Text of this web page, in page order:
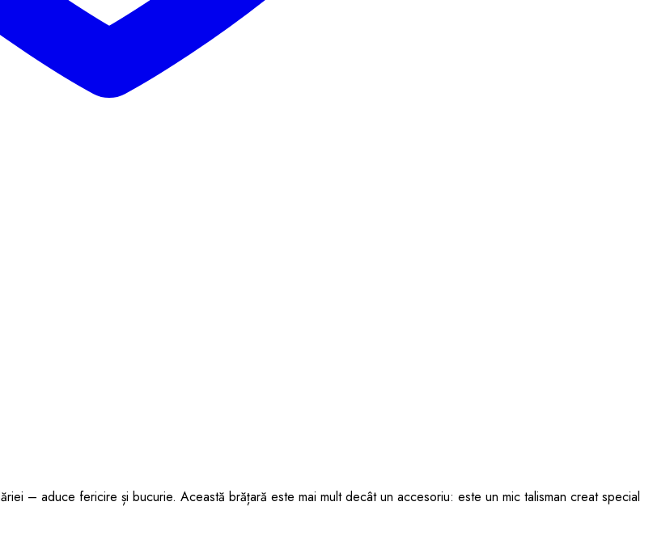
– aduce fericire și bucurie. Această brățară este mai mult decât un accesoriu: este un mic talisman creat special